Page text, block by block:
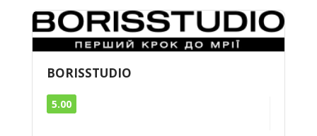
BORISSTUDIO
5.00